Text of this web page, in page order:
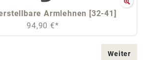
Armlehnen [32-41]
94,90 €*
Weiter